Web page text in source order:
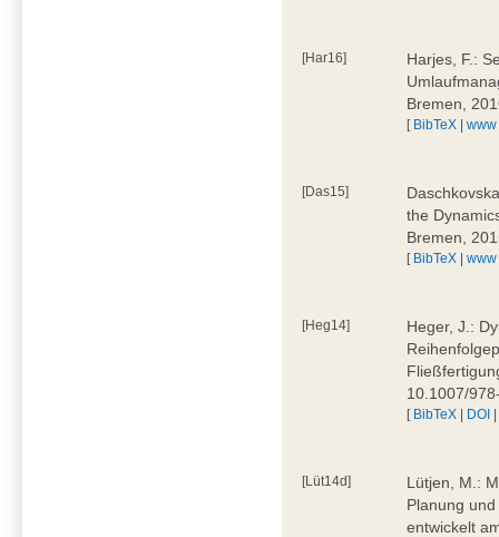
[Har16]
Harjes, F.:
Bremen,
[ BibTeX |www
[Das15]
the
Bremen,
[ BibTeX |www
[Heg14]
Heger, J.:
10.1007/
[ BibTeX | DOI
[Lüt14d]
Lütjen, M.:
Planung
entwickelt